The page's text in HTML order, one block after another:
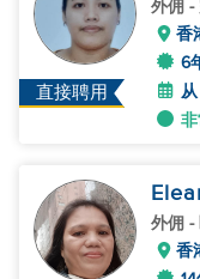
直接聘用
外佣 -
香
6
外佣 -
香